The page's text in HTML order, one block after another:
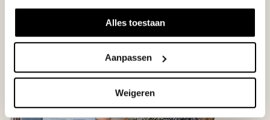
Alles toestaan
Aanpassen
Weigeren